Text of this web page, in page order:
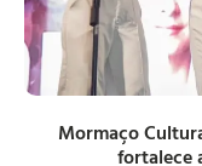
Mormaço
fortalece